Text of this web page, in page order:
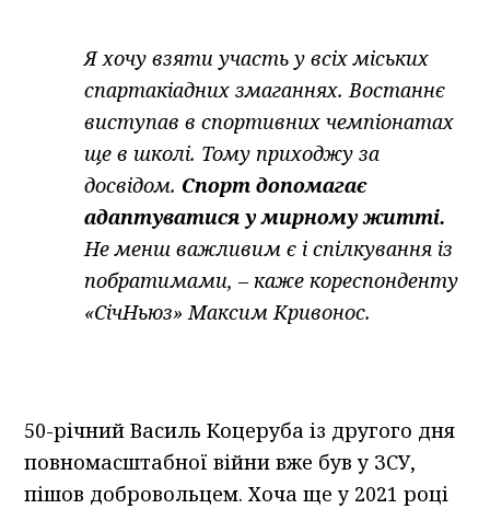
Я хочу взяти участь у всіх міських
спартакіадних змаганнях. Востаннє
виступав в спортивних чемпіонатах
ще в школі. Тому приходжу за
досвідом. Спорт допомагає
адаптуватися у мирному житті.
Не менш важливим є і спілкування із
побратимами, – каже кореспонденту
«СічНьюз» Максим Кривонос.
50-річний Василь Коцеруба із другого дня
повномасштабної війни вже був у ЗСУ,
пішов добровольцем. Хоча ще у 2021 році